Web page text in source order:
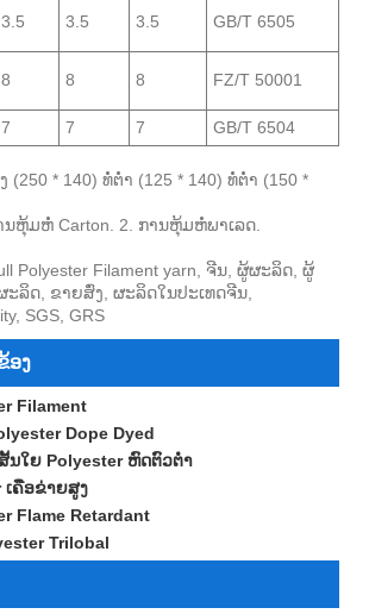
3.5 3.5 3.5 GB/T 6505
8 8 8 FZ/T 50001
7 7 7 GB/T 6504
(250 * 140) ທໍ່ຕ່ໍາ (125 * 140) ທໍ່ຕ່ໍາ (150 *
ຫຸ້ມຫໍ່ Carton. 2. ການຫຸ້ມຫໍ່ພາເລດ.
Polyester Filament yarn, ຈີນ, ຜູ້ຜະລິດ, ຜູ້
ະລິດ, ຂາຍສົ່ງ, ຜະລິດໃນປະເທດຈີນ,
SGS, GRS
ອງ
Filament
Dope Dyed
ນໃຍ Polyester ຫົດຕົວຕໍ່າ
ເຄືອຂ່າຍສູງ
Flame Retardant
Trilobal